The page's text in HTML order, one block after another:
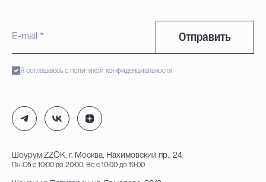
Отправить
Я соглашаюсь с политикой конфиденциальности
Шоурум ZZOK, г. Москва, Нахимовский пр., 24
Пн-Сб с 10:00 до 20:00, Вс с 10:00 до 19:00